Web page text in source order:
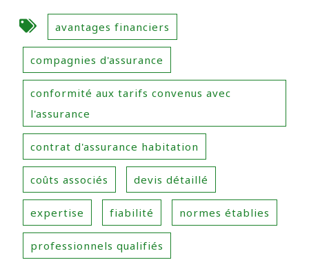
avantages financiers
compagnies d'assurance
conformité aux tarifs convenus avec
l'assurance
contrat d'assurance habitation
coûts associés devis détaillé
expertise fiabilité normes établies
professionnels qualifiés